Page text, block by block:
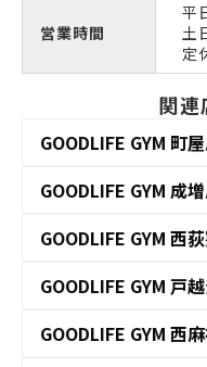
営業時間
平
土
定
関連
GOODLIFE GYM 町
GOODLIFE GYM 成
GOODLIFE GYM 西
GOODLIFE GYM 戸
GOODLIFE GYM 西